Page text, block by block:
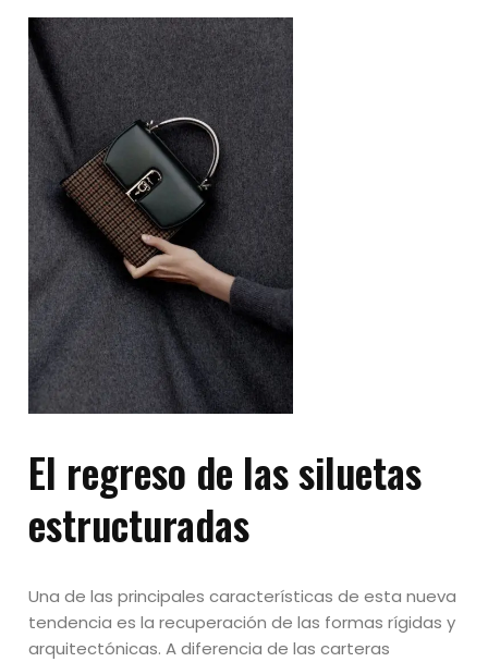
El regreso de las siluetas
estructuradas
Una de las principales características de esta nueva
tendencia es la recuperación de las formas rígidas y
arquitectónicas. A diferencia de las carteras